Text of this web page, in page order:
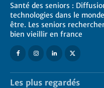
Santé des seniors :
technologies dans le
être. Les seniors
bien vieillir en france
Les plus regardés